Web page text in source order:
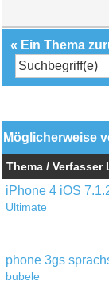
« Ein Thema
Möglicherweise
Thema / Verfasser
iPhone 4 iOS
Ultimate
phone 3gs
bubele